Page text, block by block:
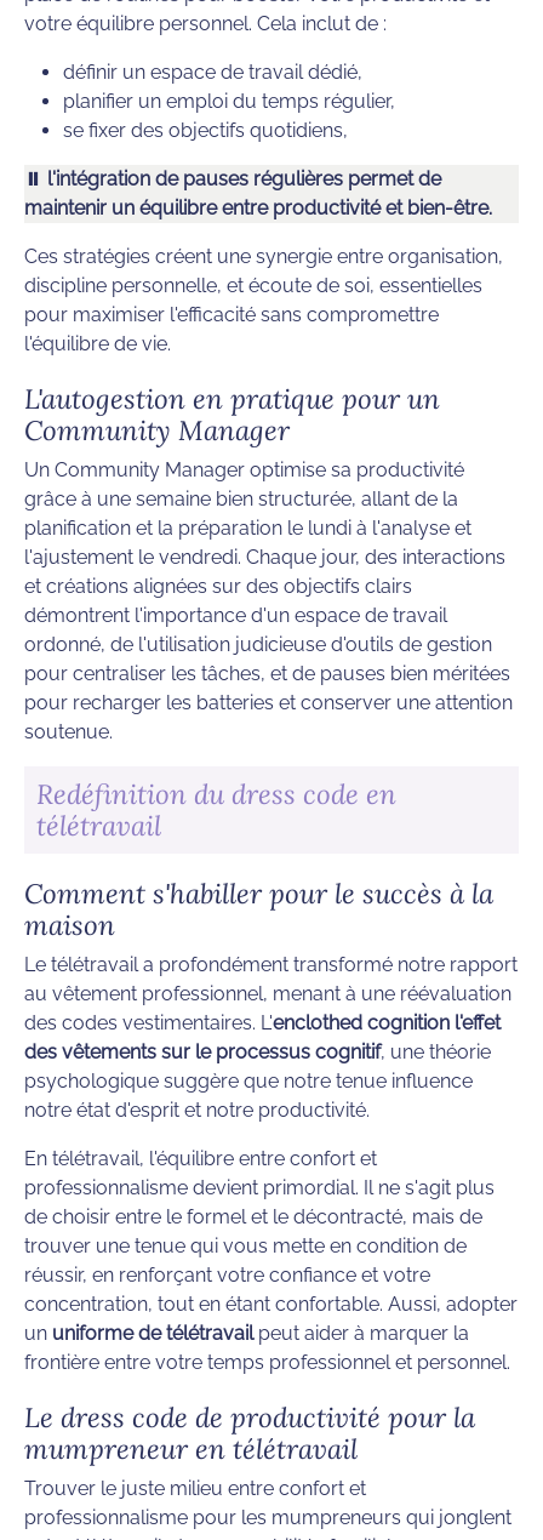
votre équilibre personnel. Cela inclut de :
définir un espace de travail dédié,
planifier un emploi du temps régulier,
se fixer des objectifs quotidiens,
⏸️ l'intégration de pauses régulières permet de
maintenir un équilibre entre productivité et bien-être.
Ces stratégies créent une synergie entre organisation,
discipline personnelle, et écoute de soi, essentielles
pour maximiser l'efficacité sans compromettre
l'équilibre de vie.
L'autogestion en pratique pour un
Community Manager
Un Community Manager optimise sa productivité
grâce à une semaine bien structurée, allant de la
planification et la préparation le lundi à l'analyse et
l'ajustement le vendredi. Chaque jour, des interactions
et créations alignées sur des objectifs clairs
démontrent l'importance d'un espace de travail
ordonné, de l'utilisation judicieuse d'outils de gestion
pour centraliser les tâches, et de pauses bien méritées
pour recharger les batteries et conserver une attention
soutenue.
Redéfinition du dress code en
télétravail
Comment s'habiller pour le succès à la
maison
Le télétravail a profondément transformé notre rapport
au vêtement professionnel, menant à une réévaluation
des codes vestimentaires. L'enclothed cognition l'effet
des vêtements sur le processus cognitif, une théorie
psychologique suggère que notre tenue influence
notre état d'esprit et notre productivité.
En télétravail, l'équilibre entre confort et
professionnalisme devient primordial. Il ne s'agit plus
de choisir entre le formel et le décontracté, mais de
trouver une tenue qui vous mette en condition de
réussir, en renforçant votre confiance et votre
concentration, tout en étant confortable. Aussi, adopter
un uniforme de télétravailpeut aider à marquer la
frontière entre votre temps professionnel et personnel.
Le dress code de productivité pour la
mumpreneur en télétravail
Trouver le juste milieu entre confort et
professionnalisme pour les mumpreneurs qui jonglent